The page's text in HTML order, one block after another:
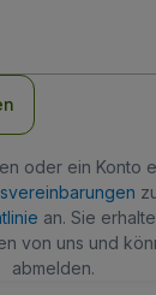
oder ein Konto
an. Sie
von uns und
abmelden.